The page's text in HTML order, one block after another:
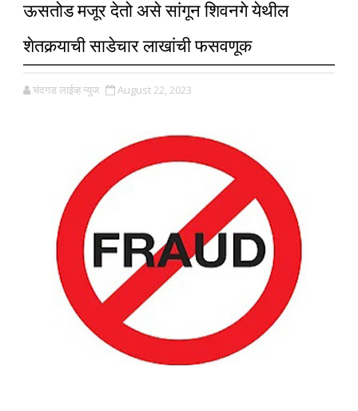
ऊसतोड मजूर देतो असे सांगून शिवनगे येथील
शेतकर्‍याची साडेचार लाखांची फसवणूक
चंदगड लाईव्ह न्युज August 22, 2023